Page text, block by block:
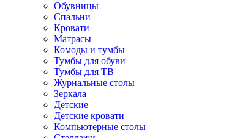
Обувницы
Спальни
Кровати
Матрасы
Комоды и тумбы
Тумбы для обуви
Тумбы для ТВ
Журнальные столы
Зеркала
Детские
Детские кровати
Компьютерные столы